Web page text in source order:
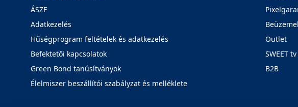
ÁSZF
Adatkezelés
Hűségprogram feltételek és adatkezelés
Befektetői kapcsolatok
Green Bond tanúsítványok
Élelmiszer beszállítói szabályzat és melléklete
Outlet
SWEET
B2B